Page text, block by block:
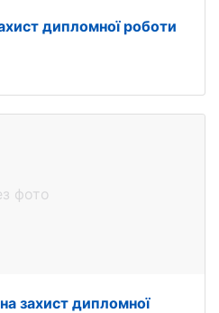
дипломної роботи
фото
захист дипломної